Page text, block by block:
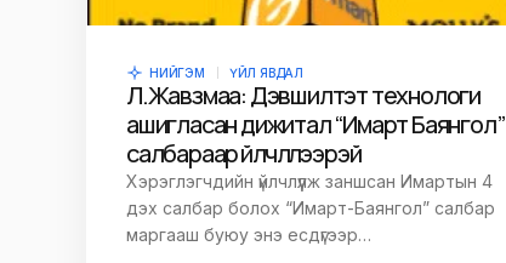
НИЙГЭМ ҮЙЛ ЯВДАЛ
Л.Жавзмаа: Дэвшилтэт технологи
ашигласан дижитал “Имарт Баянгол”
салбараар үйлчлүүлээрэй
Хэрэглэгчдийн үйлчлүүлж заншсан Имартын 4
дэх салбар болох “Имарт-Баянгол” салбар
маргааш буюу энэ есдүгээр…